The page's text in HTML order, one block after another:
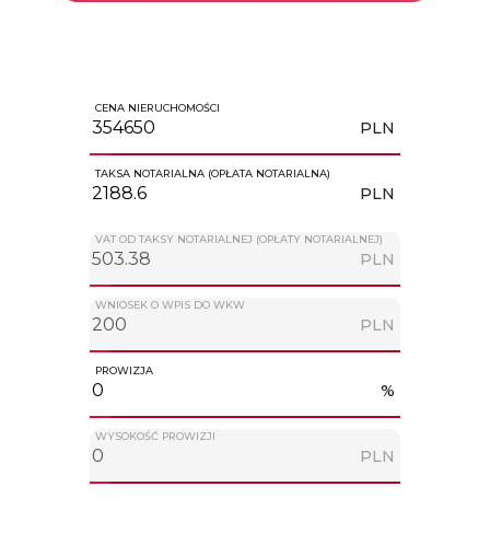
CENA NIERUCHOMOŚCI
PLN
TAKSA NOTARIALNA (OPŁATA NOTARIALNA)
PLN
VAT OD TAKSY NOTARIALNEJ (OPŁATY NOTARIALNEJ)
PLN
WNIOSEK O WPIS DO WKW
PLN
PROWIZJA
%
WYSOKOŚĆ PROWIZJI
PLN